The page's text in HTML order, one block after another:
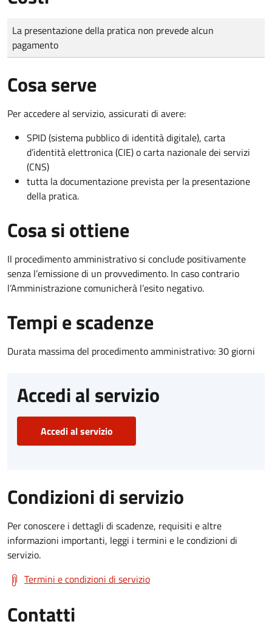
Tipo di pagamento
Importo
La presentazione della pratica non prevede alcun
pagamento
Cosa serve
Per accedere al servizio, assicurati di avere:
SPID (sistema pubblico di identità digitale), carta
d’identità elettronica (CIE) o carta nazionale dei servizi
(CNS)
tutta la documentazione prevista per la presentazione
della pratica.
Cosa si ottiene
Il procedimento amministrativo si conclude positivamente
senza l’emissione di un provvedimento. In caso contrario
l’Amministrazione comunicherà l’esito negativo.
Tempi e scadenze
Durata massima del procedimento amministrativo: 30 giorni
Accedi al servizio
Accedi al servizio
Condizioni di servizio
Per conoscere i dettagli di scadenze, requisiti e altre
informazioni importanti, leggi i termini e le condizioni di
servizio.
Termini e condizioni di servizio
Contatti